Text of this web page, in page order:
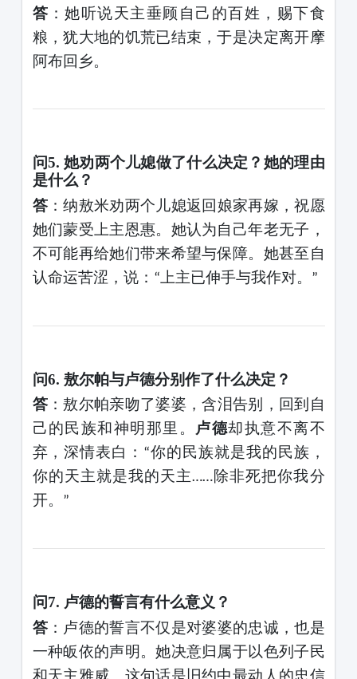
答 ：她听说天主垂顾自己的百姓，赐下食
粮，犹大地的饥荒已结束，于是决定离开摩
阿布回乡。
问5. 她劝两个儿媳做了什么决定？她的理由
是什么？
答：纳敖米劝两个儿媳返回娘家再嫁，祝愿
她们蒙受上主恩惠。她认为自己年老无子，
不可能再给她们带来希望与保障。她甚至自
认命运苦涩，说： “ 上主已伸手与我作对。 ”
问6. 敖尔帕与卢德分别作了什么决定？
答：敖尔帕亲吻了婆婆，含泪告别，回到自
己的民族和神明那里。 卢德却执意不离不
弃，深情表白： “你的民族就是我的民族，
你的天主就是我的天主……除非死把你我分
开。
”
问7. 卢德的誓言有什么意义？
答：卢德的誓言不仅是对婆婆的忠诚，也是
一种皈依的声明。她决意归属于以色列子民
和天主雅威。这句话是旧约中最动人的忠信